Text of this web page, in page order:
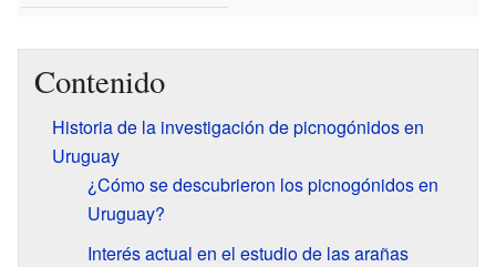
Contenido
Historia de la investigación de picnogónidos en
Uruguay
¿Cómo se descubrieron los picnogónidos en
Uruguay?
Interés actual en el estudio de las arañas